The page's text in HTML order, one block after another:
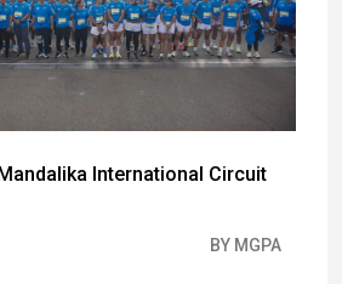
International Circuit
BY MGPA